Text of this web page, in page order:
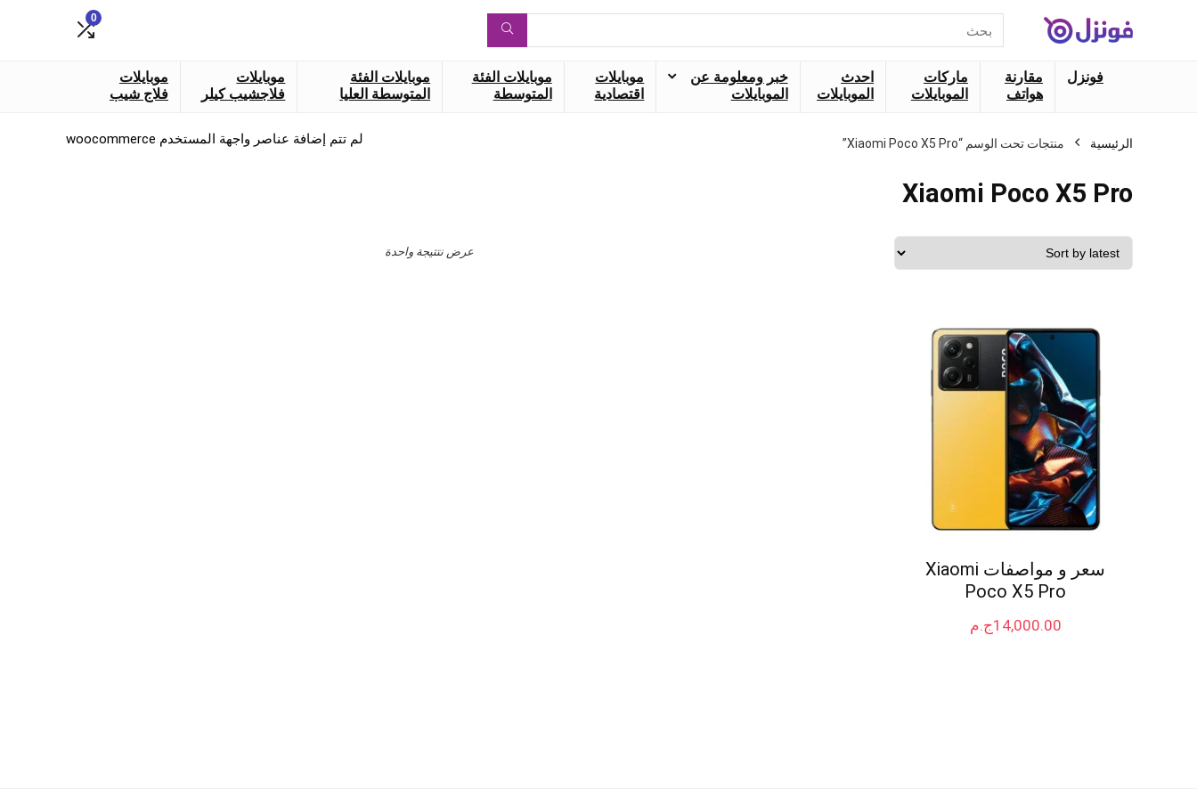
عن:
0
فونزل
مقارنة
هواتف
ماركات
الموبايلات
احدث
الموبايلات
خبر ومعلومة عن
الموبايلات
موبايلات
اقتصادية
موبايلات الفئة
المتوسطة
موبايلات الفئة
المتوسطة العليا
موبايلات
فلاجشيب كيلر
موبايلات
فلاج شيب
الرئيسية منتجات تحت الوسم “Xiaomi Poco X5 Pro”
Xiaomi Poco X5 Pro
عرض نتتيجة واحدة
سعر و مواصفات Xiaomi
Poco X5 Pro
ج.م14,000.00
لم تتم إضافة عناصر واجهة المستخدم woocommerce